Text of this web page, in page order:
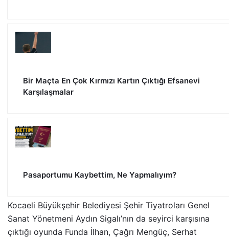
Bir Maçta En Çok Kırmızı Kartın Çıktığı Efsanevi
Karşılaşmalar
Pasaportumu Kaybettim, Ne Yapmalıyım?
Kocaeli Büyükşehir Belediyesi Şehir Tiyatroları Genel
Sanat Yönetmeni Aydın Sigalı’nın da seyirci karşısına
çıktığı oyunda Funda İlhan, Çağrı Mengüç, Serhat